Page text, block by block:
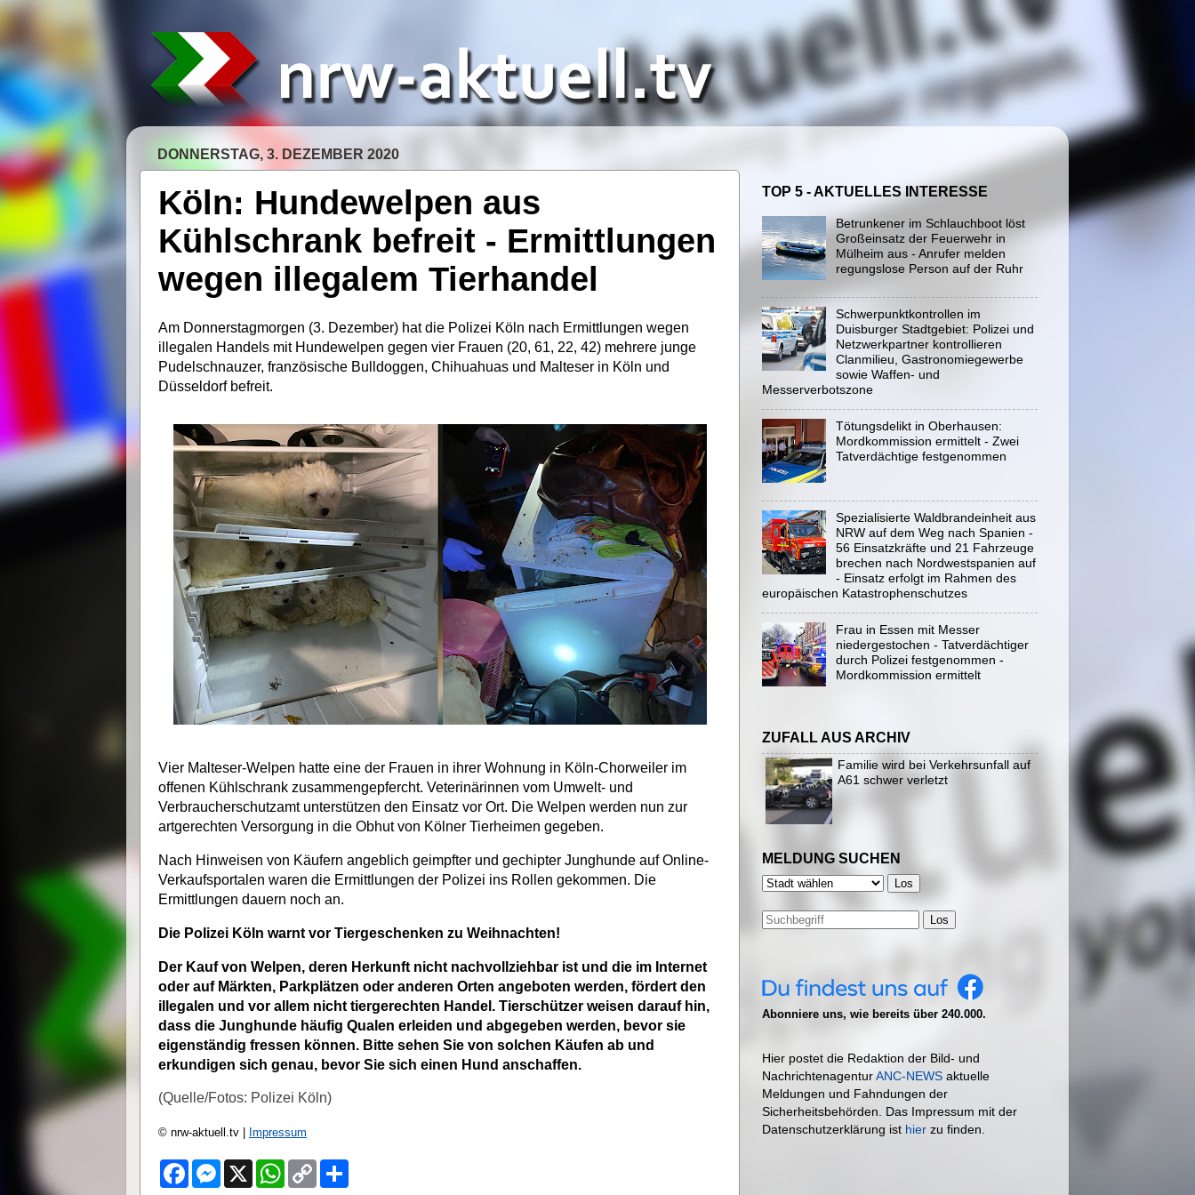
DONNERSTAG, 3. DEZEMBER 2020
Köln: Hundewelpen aus
Kühlschrank befreit - Ermittlungen
wegen illegalem Tierhandel
Am Donnerstagmorgen (3. Dezember) hat die Polizei Köln nach Ermittlungen wegen
illegalen Handels mit Hundewelpen gegen vier Frauen (20, 61, 22, 42) mehrere junge
Pudelschnauzer, französische Bulldoggen, Chihuahuas und Malteser in Köln und
Düsseldorf befreit.
Vier Malteser-Welpen hatte eine der Frauen in ihrer Wohnung in Köln-Chorweiler im
offenen Kühlschrank zusammengepfercht. Veterinärinnen vom Umwelt- und
Verbraucherschutzamt unterstützen den Einsatz vor Ort. Die Welpen werden nun zur
artgerechten Versorgung in die Obhut von Kölner Tierheimen gegeben.
Nach Hinweisen von Käufern angeblich geimpfter und gechipter Junghunde auf Online-
Verkaufsportalen waren die Ermittlungen der Polizei ins Rollen gekommen. Die
Ermittlungen dauern noch an.
Die Polizei Köln warnt vor Tiergeschenken zu Weihnachten!
Der Kauf von Welpen, deren Herkunft nicht nachvollziehbar ist und die im Internet
oder auf Märkten, Parkplätzen oder anderen Orten angeboten werden, fördert den
illegalen und vor allem nicht tiergerechten Handel. Tierschützer weisen darauf hin,
dass die Junghunde häufig Qualen erleiden und abgegeben werden, bevor sie
eigenständig fressen können. Bitte sehen Sie von solchen Käufen ab und
erkundigen sich genau, bevor Sie sich einen Hund anschaffen.
(Quelle/Fotos: Polizei Köln)
© nrw-aktuell.tv | Impressum
F
M
X
W
C
TOP 5 - AKTUELLES INTERESSE
Betrunkener im Schlauchboot löst
Großeinsatz der Feuerwehr in
Mülheim aus - Anrufer melden
regungslose Person auf der Ruhr
Schwerpunktkontrollen im
Duisburger Stadtgebiet: Polizei und
Netzwerkpartner kontrollieren
Clanmilieu, Gastronomiegewerbe
sowie Waffen- und
Messerverbotszone
Tötungsdelikt in Oberhausen:
Mordkommission ermittelt - Zwei
Tatverdächtige festgenommen
Spezialisierte Waldbrandeinheit aus
NRW auf dem Weg nach Spanien -
56 Einsatzkräfte und 21 Fahrzeuge
brechen nach Nordwestspanien auf
- Einsatz erfolgt im Rahmen des
europäischen Katastrophenschutzes
Frau in Essen mit Messer
niedergestochen - Tatverdächtiger
durch Polizei festgenommen -
Mordkommission ermittelt
ZUFALL AUS ARCHIV
Familie wird bei Verkehrsunfall auf
A61 schwer verletzt
MELDUNG SUCHEN
Los
Abonniere uns, wie bereits über 240.000.
Hier postet die Redaktion der Bild- und
NachrichtenagenturANC-NEWS aktuelle
Meldungen und Fahndungen der
Sicherheitsbehörden. Das Impressum mit der
Datenschutzerklärung ist hier zu finden.